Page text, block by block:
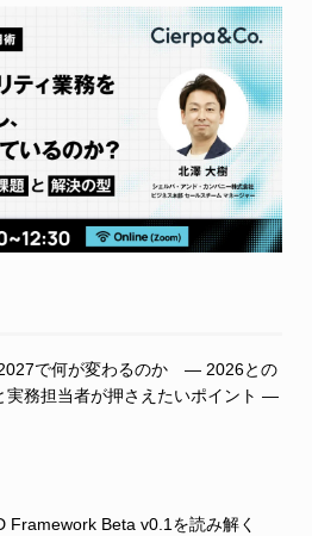
で何が変わるのか ― 2026との
実務担当者が押さえたいポイント ―
Framework Beta v0.1を読み解く